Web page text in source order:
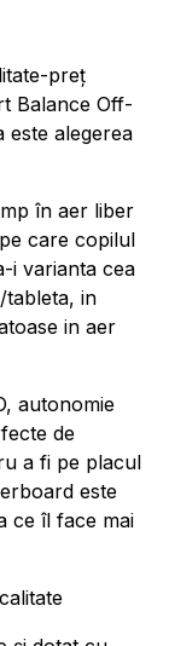
preț
Balance Off-
este alegerea
în aer liber
care copilul
i varianta cea
tableta, in
in aer
autonomie
de
a fi pe placul
este
ce îl face mai